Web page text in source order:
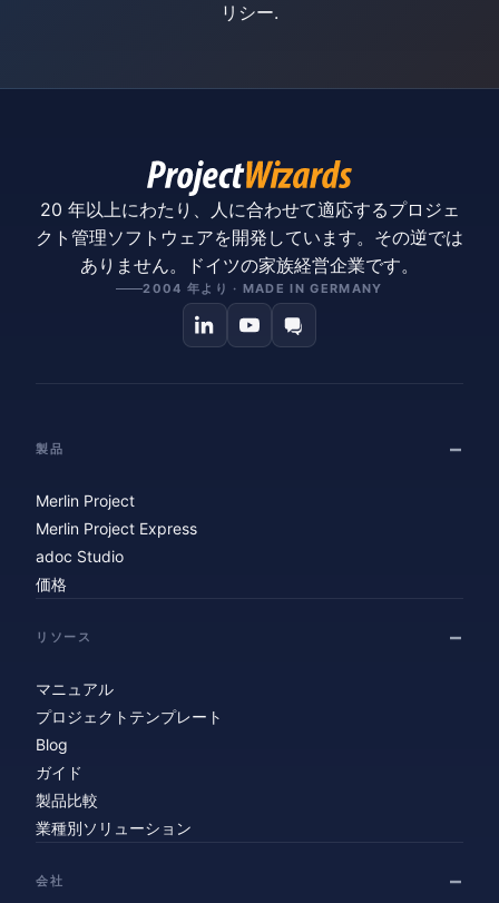
リシー.
20 年以上にわたり、人に合わせて適応するプロジェ
クト管理ソフトウェアを開発しています。その逆では
ありません。ドイツの家族経営企業です。
2004 年より · MADE IN GERMANY
製品
Merlin Project
Merlin Project Express
adoc Studio
価格
リソース
マニュアル
プロジェクトテンプレート
Blog
ガイド
製品比較
業種別ソリューション
会社